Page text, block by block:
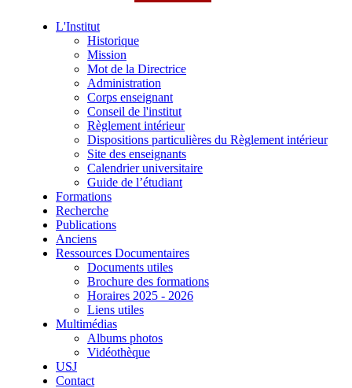
L'Institut
Historique
Mission
Mot de la Directrice
Administration
Corps enseignant
Conseil de l'institut
Règlement intérieur
Dispositions particulières du Règlement intérieur
Site des enseignants
Calendrier universitaire
Guide de l’étudiant
Formations
Recherche
Publications
Anciens
Ressources Documentaires
Documents utiles
Brochure des formations
Horaires 2025 - 2026
Liens utiles
Multimédias
Albums photos
Vidéothèque
USJ
Contact